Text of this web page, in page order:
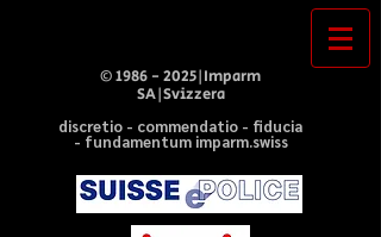
©1986 - 2025|Imparm
SA|Svizzera
discretio - commendatio - fiducia
- fundamentum imparm.swiss